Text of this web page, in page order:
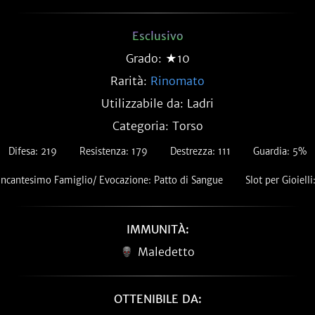
Esclusivo
Grado: ★10
Rarità: Rinomato
Utilizzabile da: Ladri
Categoria: Torso
Difesa: 219 Resistenza: 179 Destrezza: 111 Guardia: 5%
Famiglio/ Evocazione: Patto di Sangue Slot per
IMMUNITÀ:
Maledetto
OTTENIBILE DA: